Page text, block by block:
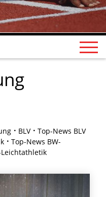
BLV
Top-News BLV
Top-News BW-